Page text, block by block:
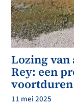
Lozing van
Rey: een
voortduren
11 mei 2025